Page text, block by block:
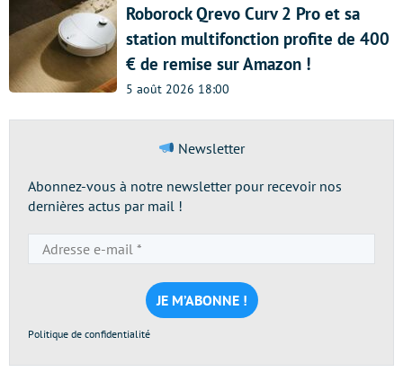
Roborock Qrevo Curv 2 Pro et sa
station multifonction profite de 400
€ de remise sur Amazon !
5 août 2026 18:00
Newsletter
Abonnez-vous à notre newsletter pour recevoir nos
dernières actus par mail !
e-
mail
*
Politique de confidentialité